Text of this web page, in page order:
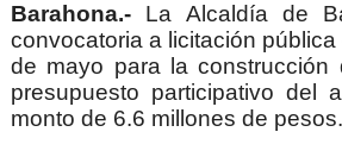
Barahona.- La Alcaldía de
convocatoria a licitación
de mayo para la construcción
presupuesto participativo del
monto de 6.6 millones de pesos.